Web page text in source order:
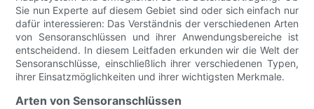
Sie nun Experte auf diesem Gebiet sind oder sich einfach nur
dafür interessieren: Das Verständnis der verschiedenen Arten
von Sensoranschlüssen und ihrer Anwendungsbereiche ist
entscheidend. In diesem Leitfaden erkunden wir die Welt der
Sensoranschlüsse, einschließlich ihrer verschiedenen Typen,
ihrer Einsatzmöglichkeiten und ihrer wichtigsten Merkmale.
Arten von Sensoranschlüssen